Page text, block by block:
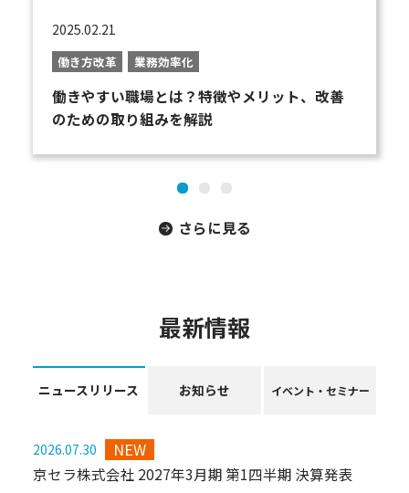
2025.02.21
働き方改革 業務効率化
働きやすい職場とは？特徴やメリット、改善
のための取り組みを解説
さらに見る
最新情報
ニュースリリース お知らせ イベント・セミナー
2026.07.30
京セラ株式会社 2027年3月期 第1四半期 決算発表